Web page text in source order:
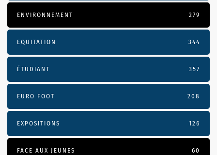
ENVIRONNEMENT 279
EQUITATION 344
ÉTUDIANT 357
EURO FOOT 208
EXPOSITIONS 126
FACE AUX JEUNES 60